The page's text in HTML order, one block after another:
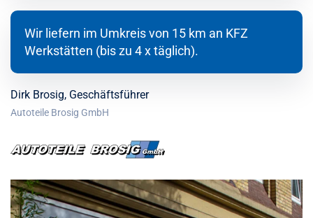
Wir liefern im Umkreis von 15 km an KFZ
Werkstätten (bis zu 4 x täglich).
Dirk Brosig, Geschäftsführer
Autoteile Brosig GmbH